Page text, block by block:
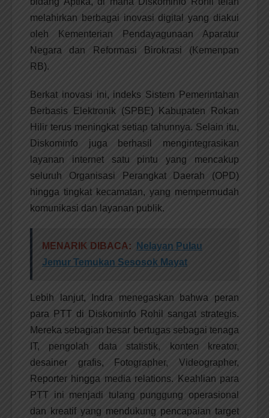
melahirkan berbagai inovasi digital yang diakui
oleh Kementerian Pendayagunaan Aparatur
Negara dan Reformasi Birokrasi (Kemenpan
RB).
Berkat inovasi ini, indeks Sistem Pemerintahan
Berbasis Elektronik (SPBE) Kabupaten Rokan
Hilir terus meningkat setiap tahunnya. Selain itu,
Diskominfo juga berhasil mengintegrasikan
layanan internet satu pintu yang mencakup
seluruh Organisasi Perangkat Daerah (OPD)
hingga tingkat kecamatan, yang mempermudah
komunikasi dan layanan publik.
MENARIK DIBACA:
Nelayan Pulau
Jemur Temukan Sesosok Mayat
Lebih lanjut, Indra menegaskan bahwa peran
para PTT di Diskominfo Rohil sangat strategis.
Mereka sebagian besar bertugas sebagai tenaga
IT, pengolah data statistik, konten kreator,
desainer grafis, Fotographer, Videographer,
Reporter hingga media relations. Keahlian para
PTT ini menjadi tulang punggung operasional
dan kreatif yang mendukung pencapaian target